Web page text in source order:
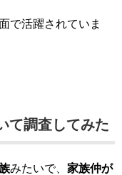
で活躍されていま
て調査してみた
みたいで、 家族仲が